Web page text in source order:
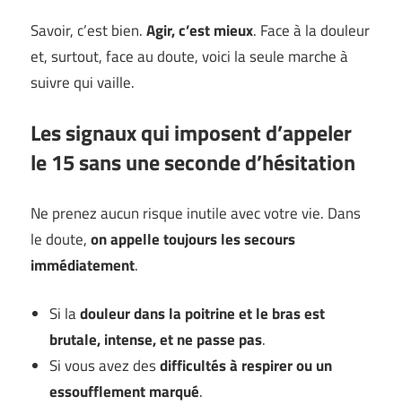
Savoir, c’est bien.Agir, c’est mieux. Face à la douleur
et, surtout, face au doute, voici la seule marche à
suivre qui vaille.
Les signaux qui imposent d’appeler
le 15 sans une seconde d’hésitation
Ne prenez aucun risque inutile avec votre vie. Dans
le doute,on appelle toujours les secours
immédiatement.
Si ladouleur dans la poitrine et le bras est
brutale, intense, et ne passe pas.
Si vous avez desdifficultés à respirer ou un
essoufflement marqué.